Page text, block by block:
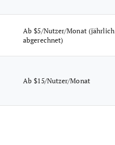
Ab $5/Nutzer/Monat (jährlich
abgerechnet)
Ab $15/Nutzer/Monat